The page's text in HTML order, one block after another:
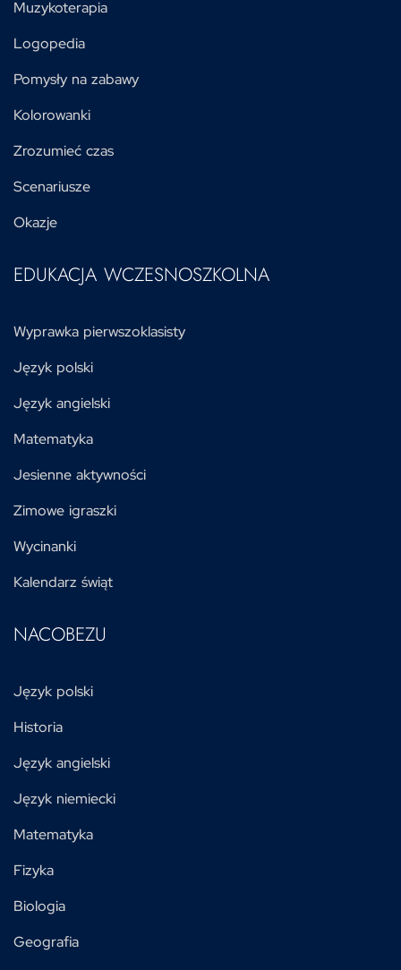
Muzykoterapia
Logopedia
Pomysły na zabawy
Kolorowanki
Zrozumieć czas
Scenariusze
Okazje
EDUKACJA WCZESNOSZKOLNA
Wyprawka pierwszoklasisty
Język polski
Język angielski
Matematyka
Jesienne aktywności
Zimowe igraszki
Wycinanki
Kalendarz świąt
NACOBEZU
Język polski
Historia
Język angielski
Język niemiecki
Matematyka
Fizyka
Biologia
Geografia